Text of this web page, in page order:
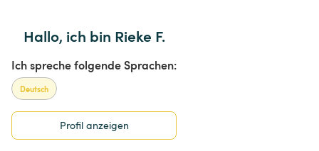
Hallo, ich bin Rieke F.
Ich spreche folgende Sprachen:
Deutsch
Profil anzeigen